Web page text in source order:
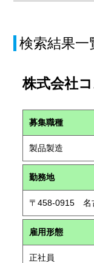
検索結果一
株式会社
募集職種
製品製造
勤務地
〒458-0915 名
雇用形態
正社員